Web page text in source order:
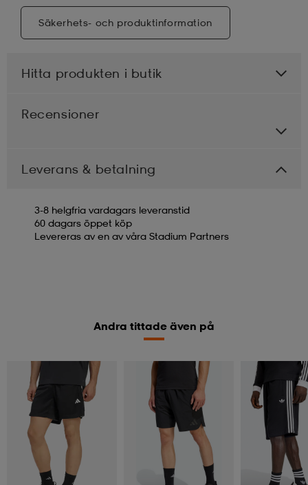
Säkerhets- och produktinformation
Hitta produkten i butik
Recensioner
Leverans & betalning
3-8 helgfria vardagars leveranstid
60 dagars öppet köp
Levereras av en av våra Stadium Partners
Andra tittade även på